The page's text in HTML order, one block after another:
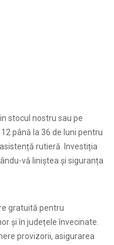
stocul nostru sau pe
până la 36 de luni pentru
rutieră. Investiția
vă liniștea și siguranța
gratuită pentru
și în județele învecinate.
provizorii, asigurarea